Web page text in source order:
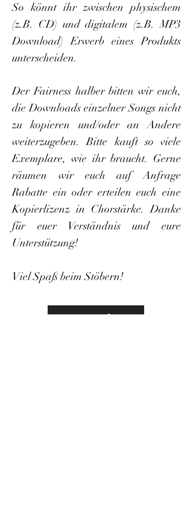
So könnt ihr zwischen physischem
(z.B. CD) und digitalem (z.B. MP3
Download) Erwerb eines Produkts
unterscheiden.
Der Fairness halber bitten wir euch,
die Downloads einzelner Songs nicht
zu kopieren und/oder an Andere
weiterzugeben. Bitte kauft so viele
Exemplare, wie ihr braucht. Gerne
räumen wir euch auf Anfrage
Rabatte ein oder erteilen euch eine
Kopierlizenz in Chorstärke.Danke
für euer Verständnis und eure
Unterstützung!
Viel Spaß beim Stöbern!
Neue Gospelsongs + X-mas Songs für Chöre